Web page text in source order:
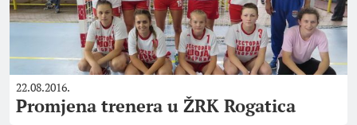
22.08.2016.
Promjena trenera u ŽRK Rogatica